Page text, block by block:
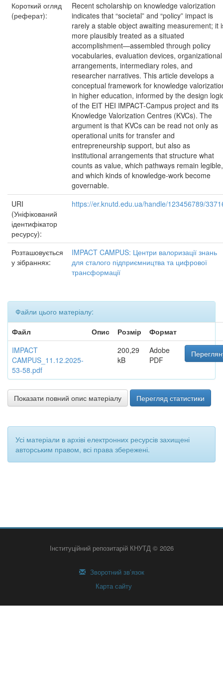
Короткий огляд
(реферат):
Recent scholarship on knowledge valorization
indicates that “societal” and “policy” impact is
rarely a stable object awaiting measurement; it
more plausibly treated as a situated
accomplishment—assembled through policy
vocabularies, evaluation devices, organizational
arrangements, intermediary roles, and
researcher narratives. This article develops a
conceptual framework for knowledge
in higher education, informed by the design
of the EIT HEI IMPACT-Campus project and its
Knowledge Valorization Centres (KVCs). The
argument is that KVCs can be read not only as
operational units for transfer and
entrepreneurship support, but also as
institutional arrangements that structure what
counts as value, which pathways remain legible,
and which kinds of knowledge-work become
governable.
URI
(Уніфікований
ідентифікатор
ресурсу):
https://er.knutd.edu.ua/handle/123456789/
Розташовується
у зібраннях:
IMPACT CAMPUS: Центри валоризації знань
для сталого підприємництва та цифрової
трансформації
Файли цього матеріалу:
Файл
Опис Розмір
Формат
IMPACT
CAMPUS_11.12.2025-
53-58.pdf
200,29
kB
Adobe
PDF
Показати повний опис матеріалу Перегляд статистики
Усі матеріали в архіві електронних ресурсів захищені
авторським правом, всі права збережені.
Інституційний репозитарій КНУТД © 2026
Зворотний зв’язок
Карта сайту